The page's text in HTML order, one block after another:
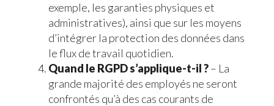
exemple, les garanties physiques et
administratives), ainsi que sur les moyens
d’intégrer la protection des données dans
le flux de travail quotidien.
Quand le RGPD s’applique-t-il ?– La
grande majorité des employés ne seront
confrontés qu’à des cas courants de